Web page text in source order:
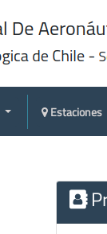
Estaciones